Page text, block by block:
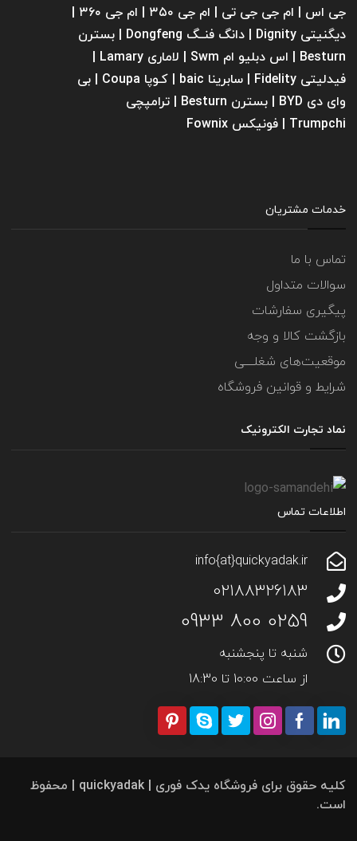
دیگنیتی Dignity | دانگ فنــگ Dongfeng | بسترن
فیدلیتی Fidelity | سابرینا ‌baic | کـوپا Coupa | بی
وای دی BYD | بسترن Besturn | ترامپچی
Trumpchi | فونیکس Fownix
خدمات مشتریان
تماس با ما
سوالات متداول
پیگیری سفارشات
بازگشت کالا و وجه
موقعیت‌های شغلــــی
شرایط و قوانین فروشگاه
نماد تجارت الکترونیک
اطلاعات تماس
info{at}quickyadak.ir
02188326183
0259 800 0933
شنبه تا پنجشنبه
از ساعت 10:00 تا 18:30
کلیه حقوق برای فروشگاه یدک فوری | quickyadak | محفوظ
است.